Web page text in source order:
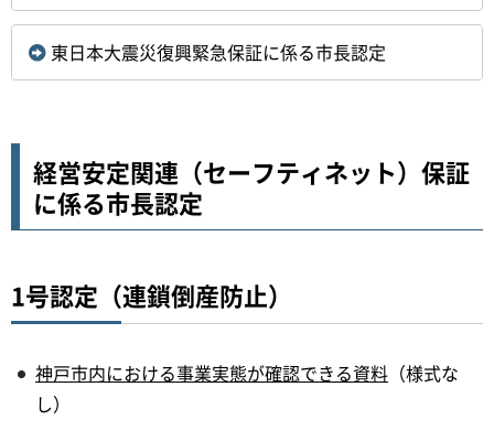
東日本大震災復興緊急保証に係る市長認定
経営安定関連（セーフティネット）保証
に係る市長認定
1号認定（連鎖倒産防止）
神戸市内における事業実態が確認できる資料 （様式な
し）